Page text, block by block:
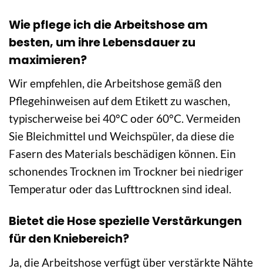
Wie pflege ich die Arbeitshose am
besten, um ihre Lebensdauer zu
maximieren?
Wir empfehlen, die Arbeitshose gemäß den
Pflegehinweisen auf dem Etikett zu waschen,
typischerweise bei 40°C oder 60°C. Vermeiden
Sie Bleichmittel und Weichspüler, da diese die
Fasern des Materials beschädigen können. Ein
schonendes Trocknen im Trockner bei niedriger
Temperatur oder das Lufttrocknen sind ideal.
Bietet die Hose spezielle Verstärkungen
für den Kniebereich?
Ja, die Arbeitshose verfügt über verstärkte Nähte